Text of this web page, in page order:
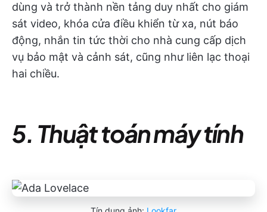
dùng và trở thành nền tảng duy nhất cho giám
sát video, khóa cửa điều khiển từ xa, nút báo
động, nhắn tin tức thời cho nhà cung cấp dịch
vụ bảo mật và cảnh sát, cũng như liên lạc thoại
hai chiều.
5. Thuật toán máy tính